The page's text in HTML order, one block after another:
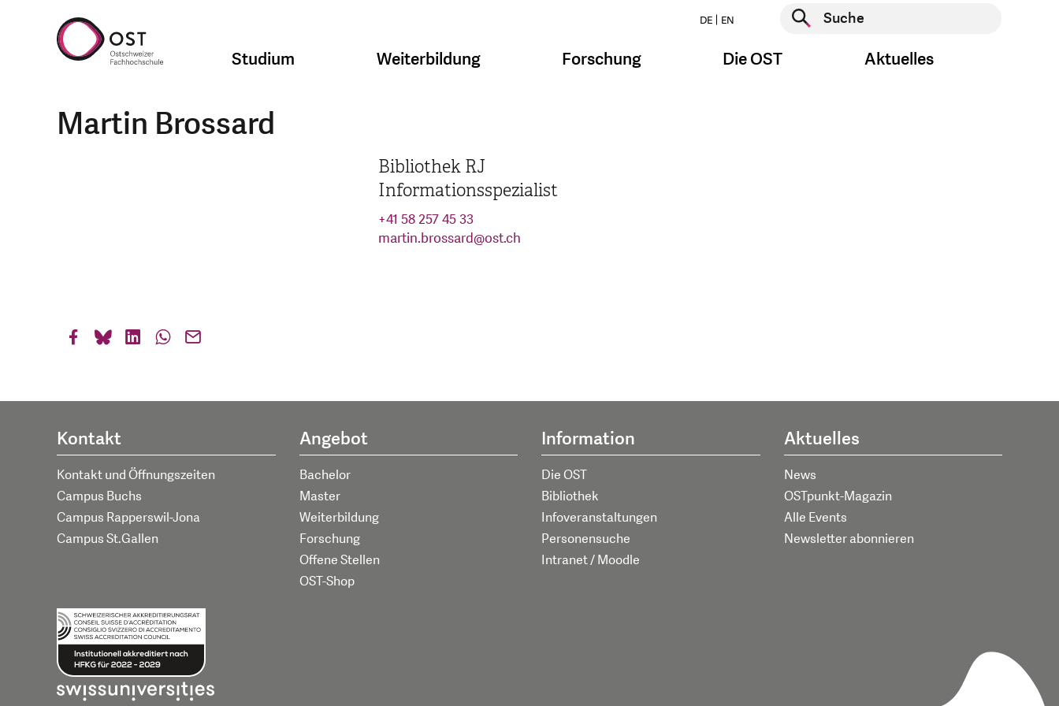
DE EN
Suche starten
Studium Weiterbildung Forschung Die OST Aktuelles
Martin Brossard
Bibliothek RJ
Informationsspezialist
+41 58 257 45 33
martin.brossard@ost.ch
Kontakt
Kontakt und Öffnungszeiten
Campus Buchs
Campus Rapperswil-Jona
Campus St.Gallen
Angebot
Bachelor
Master
Weiterbildung
Forschung
Offene Stellen
OST-Shop
Information
Die OST
Bibliothek
Infoveranstaltungen
Personensuche
Intranet / Moodle
Aktuelles
News
OSTpunkt-Magazin
Alle Events
Newsletter abonnieren